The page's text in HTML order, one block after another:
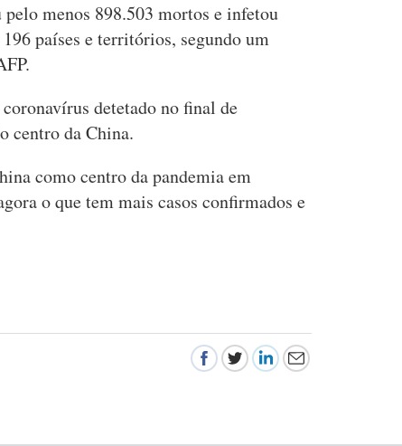
menos 898.503 mortos e infetou
países e territórios, segundo um
detetado no final de
centro da China.
como centro da pandemia em
o que tem mais casos confirmados e